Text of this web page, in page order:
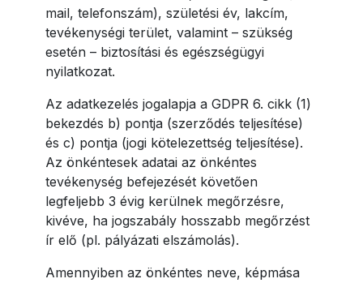
mail, telefonszám), születési év, lakcím,
tevékenységi terület, valamint – szükség
esetén – biztosítási és egészségügyi
nyilatkozat.
Az adatkezelés jogalapja a GDPR 6. cikk (1)
bekezdés b) pontja (szerződés teljesítése)
és c) pontja (jogi kötelezettség teljesítése).
Az önkéntesek adatai az önkéntes
tevékenység befejezését követően
legfeljebb 3 évig kerülnek megőrzésre,
kivéve, ha jogszabály hosszabb megőrzést
ír elő (pl. pályázati elszámolás).
Amennyiben az önkéntes neve, képmása